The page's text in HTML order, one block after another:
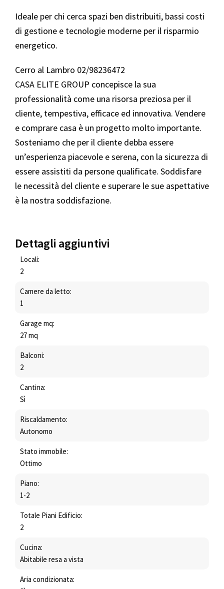
Ideale per chi cerca spazi ben distribuiti, bassi costi
di gestione e tecnologie moderne per il risparmio
energetico.
Cerro al Lambro 02/98236472
CASA ELITE GROUP concepisce la sua
professionalità come una risorsa preziosa per il
cliente, tempestiva, efficace ed innovativa. Vendere
e comprare casa è un progetto molto importante.
Sosteniamo che per il cliente debba essere
un’esperienza piacevole e serena, con la sicurezza di
essere assistiti da persone qualificate. Soddisfare
le necessità del cliente e superare le sue aspettative
è la nostra soddisfazione.
Dettagli aggiuntivi
Locali:
2
Camere da letto:
1
Garage mq:
27 mq
Balconi:
2
Cantina:
Sì
Riscaldamento:
Autonomo
Stato immobile:
Ottimo
Piano:
1-2
Totale Piani Edificio:
2
Cucina:
Abitabile resa a vista
Aria condizionata: